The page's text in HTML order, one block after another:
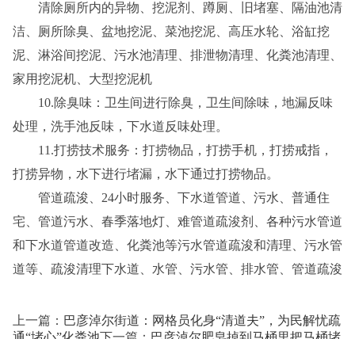
清除厕所内的异物、挖泥剂、蹲厕、旧堵塞、隔油池清
洁、厕所除臭、盆地挖泥、菜池挖泥、高压水轮、浴缸挖
泥、淋浴间挖泥、污水池清理、排泄物清理、化粪池清理、
家用挖泥机、大型挖泥机
10.除臭味：卫生间进行除臭，卫生间除味，地漏反味
处理，洗手池反味，下水道反味处理。
11.打捞技术服务：打捞物品，打捞手机，打捞戒指，
打捞异物，水下进行堵漏，水下通过打捞物品。
管道疏浚、24小时服务、下水道管道、污水、普通住
宅、管道污水、春季落地灯、难管道疏浚剂、各种污水管道
和下水道管道改造、化粪池等污水管道疏浚和清理、污水管
道等、疏浚清理下水道、水管、污水管、排水管、管道疏浚
上一篇： 巴彦淖尔街道：网格员化身“清道夫”，为民解忧疏